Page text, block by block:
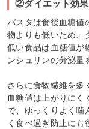
②ダイエット効果
パスタは食後血糖値
物よりも低いため、
低い食品は血糖値が
ンシュリンの分泌量
さらに食物繊維を多
血糖値は上がりにく
で、ゆっくりよく噛
く食べ過ぎ防止にも